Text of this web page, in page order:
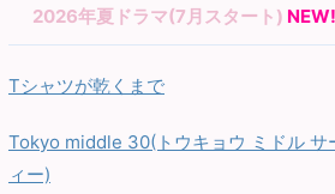
2026年夏ドラマ(7月スタート) NEW!
Tシャツが乾くまで
Tokyo middle 30(トウキョウ ミドル サ
ィー)